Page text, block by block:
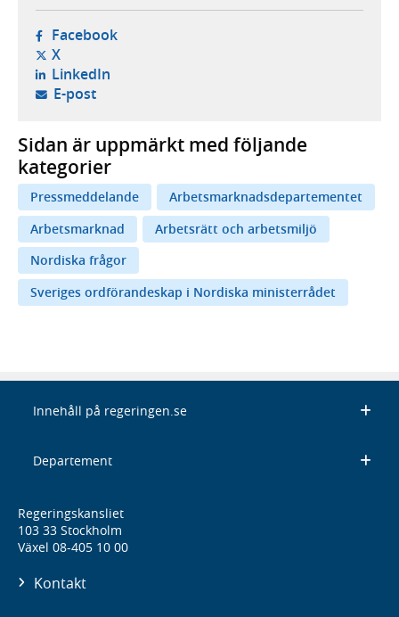
Facebook- öppnas i ny flik, extern webbplats,
X- öppnas i ny flik, extern webbplats,
LinkedIn- öppnas i ny flik, extern webbplats,
E-post- öppnar din e-postklient,
Sidan är uppmärkt med följande
kategorier
Pressmeddelande
Arbetsmarknadsdepartementet
Arbetsmarknad
Arbetsrätt och arbetsmiljö
Nordiska frågor
Sveriges ordförandeskap i Nordiska ministerrådet
Innehåll på regeringen.se
Departement
Regeringskansliet
103 33 Stockholm
Växel 08-405 10 00
Kontakt